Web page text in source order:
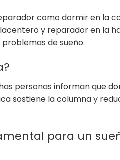
como dormir en la
y reparador en la
de sueño.
personas informan que
sostiene la columna y
para un